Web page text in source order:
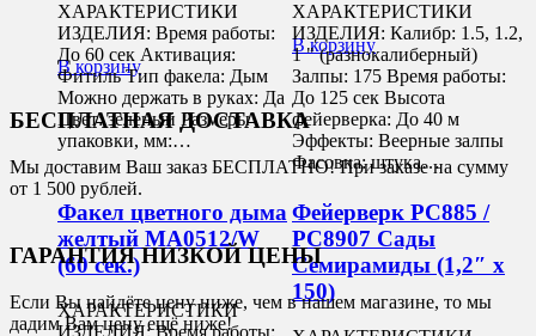
В корзину
В корзину
ХАРАКТЕРИСТИКИ
ИЗДЕЛИЯ: Время работы:
До 60 сек Активация:
Фитиль Тип факела: Дым
Можно держать в руках: Да
Цвет: зеленый Размеры
упаковки, мм:…
ХАРАКТЕРИСТИКИ
ИЗДЕЛИЯ: Калибр: 1.5, 1.2,
1 " (разнокалиберный)
Залпы: 175 Время работы:
До 125 сек Высота
фейерверка: До 40 м
Эффекты: Веерные залпы
Фасовка: штука…
Факел цветного дыма
желтый MA0512/W
(60 сек.)
ХАРАКТЕРИСТИКИ
Фейерверк РС885 /
РС8907 Сады
Семирамиды (1,2″ х
150)
БЕСПЛАТНАЯ ДОСТАВКА
Мы доставим Ваш заказ БЕСПЛАТНО! При заказе на сумму
от 1 500 рублей.
ГАРАНТИЯ НИЗКОЙ ЦЕНЫ
Если Вы найдёте цену ниже, чем в нашем магазине, то мы
дадим Вам цену ещё ниже!